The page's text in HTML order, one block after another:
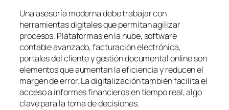
Una asesoría moderna debe trabajar con
herramientas digitales que permitan agilizar
procesos. Plataformas en la nube, software
contable avanzado, facturación electrónica,
portales del cliente y gestión documental online son
elementos que aumentan la eficiencia y reducen el
margen de error. La digitalización también facilita el
acceso a informes financieros en tiempo real, algo
clave para la toma de decisiones.